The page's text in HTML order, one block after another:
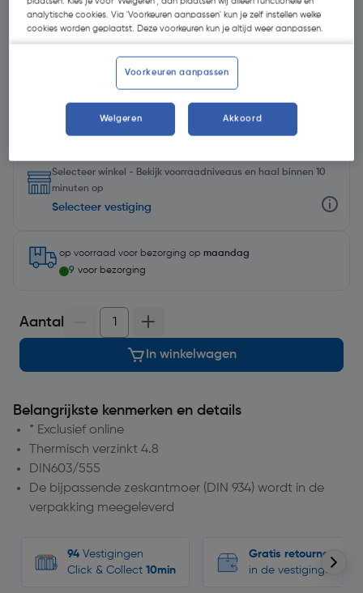
€ 41,99| Excl. btw € 34,70
Kies productvariant(31)
Selecteer winkel - Bekijk voorraadniveaus en haal binnen 10
minuten op
Selecteer vestiging
op voorraad voor bezorging op maandag
9 voor bezorging
Aantal
In winkelwagen
Belangrijkste kenmerken en details
* Exclusief online
Thermisch verzinkt 4.8
DIN603/555
De bijpassende zeskantmoer (DIN 934) wordt in de
verpakking meegeleverd
94 Vestigingen
Click & Collect 10min
Gratis retourneren
in de vestigingen
analytische cookies. Via 'Voorkeuren aanpassen' kun je zelf instellen welke
cookies worden geplaatst. Deze voorkeuren kun je altijd weer aanpassen.
Voorkeuren aanpassen
Weigeren Akkoord